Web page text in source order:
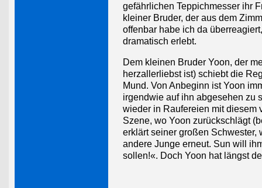
gefährlichen Teppichmesser ihr
kleiner Bruder, der aus dem
offenbar habe ich da
dramatisch erlebt.
Dem kleinen Bruder Yoon, der
herzallerliebst ist) schiebt die
Mund. Von Anbeginn ist Yoon
irgendwie auf ihn abgesehen zu
wieder in Raufereien mit diesem
Szene, wo Yoon zurückschlägt
erklärt seiner großen Schwester,
andere Junge erneut. Sun will
sollen!«. Doch Yoon hat längst